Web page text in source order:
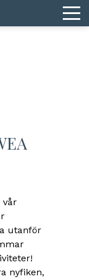
vår
utanför
nyfiken,